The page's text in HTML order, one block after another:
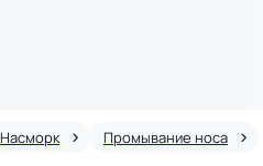
Насморк Промывание носа